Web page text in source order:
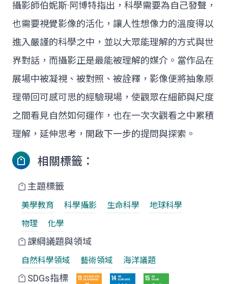
攝影師伯妮斯·阿博特指出，科學需要為自己發聲，
也需要視覺影像的活化，讓人性想像力的溫度得以
進入嚴謹的科學之中，並以大眾能理解的方式與世
界對話，而攝影正是最能被理解的媒介。當作品在
展場中被凝視、被對照、被詮釋，影像便將抽象原
理帶回可感可思的經驗現場，使觀眾在細節與尺度
之間看見自然如何運作，也在一次次觀看之中累積
理解，延伸思考，開啟下一步的提問與探索。
相關標籤：
主題標籤
美學教育 科學攝影 生命科學
地球科學
物理
化學
課綱議題與領域
自然科學領域 藝術領域 海洋議題
SDGs指標